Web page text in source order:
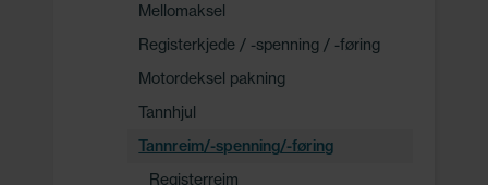
Mellomaksel
Registerkjede / -spenning / -føring
Motordeksel pakning
Tannhjul
Tannreim/-spenning/-føring
Registerreim